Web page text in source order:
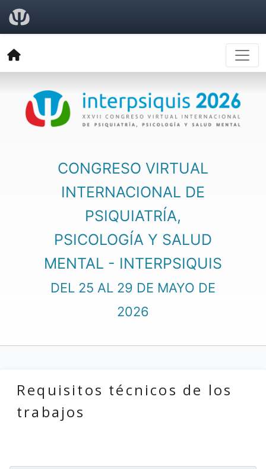
CONGRESO VIRTUAL
INTERNACIONAL DE
PSIQUIATRÍA,
PSICOLOGÍA Y SALUD
MENTAL - INTERPSIQUIS
DEL 25 AL 29 DE MAYO DE
2026
Requisitos técnicos de los
trabajos